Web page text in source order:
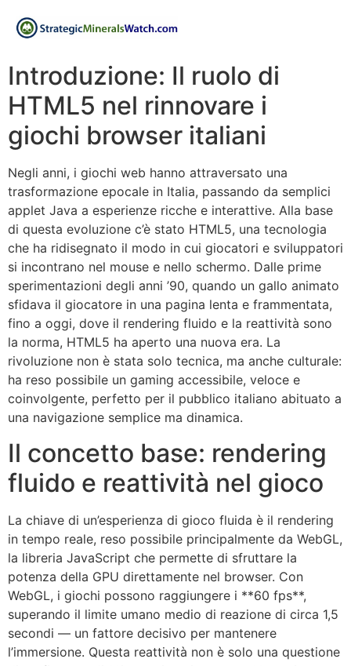
Introduzione: Il ruolo di
HTML5 nel rinnovare i
giochi browser italiani
Negli anni, i giochi web hanno attraversato una
trasformazione epocale in Italia, passando da semplici
applet Java a esperienze ricche e interattive. Alla base
di questa evoluzione c’è stato HTML5, una tecnologia
che ha ridisegnato il modo in cui giocatori e sviluppatori
si incontrano nel mouse e nello schermo. Dalle prime
sperimentazioni degli anni ’90, quando un gallo animato
sfidava il giocatore in una pagina lenta e frammentata,
fino a oggi, dove il rendering fluido e la reattività sono
la norma, HTML5 ha aperto una nuova era. La
rivoluzione non è stata solo tecnica, ma anche culturale:
ha reso possibile un gaming accessibile, veloce e
coinvolgente, perfetto per il pubblico italiano abituato a
una navigazione semplice ma dinamica.
Il concetto base: rendering
fluido e reattività nel gioco
La chiave di un’esperienza di gioco fluida è il rendering
in tempo reale, reso possibile principalmente da WebGL,
la libreria JavaScript che permette di sfruttare la
potenza della GPU direttamente nel browser. Con
WebGL, i giochi possono raggiungere i **60 fps**,
superando il limite umano medio di reazione di circa 1,5
secondi — un fattore decisivo per mantenere
l’immersione. Questa reattività non è solo una questione